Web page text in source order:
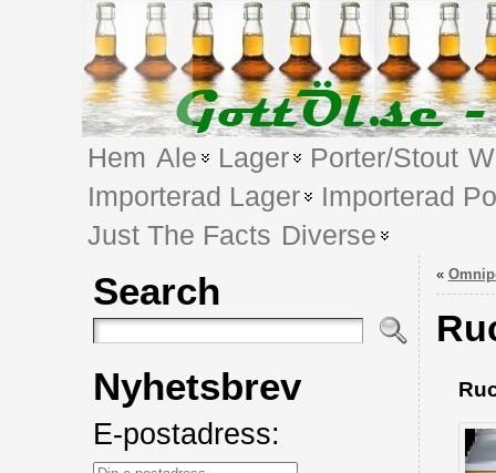
Hem Ale Lager Porter/Stout
Importerad Lager
Importerad
Just The Facts Diverse
Search
Nyhetsbrev
E-postadress:
«